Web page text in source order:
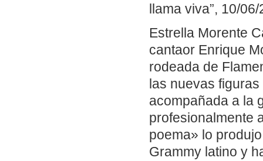
llama viva”, 10/
Estrella Morente
cantaor Enrique
rodeada de
las nuevas
acompañada a la
profesionalmente
poema» lo
Grammy latino y